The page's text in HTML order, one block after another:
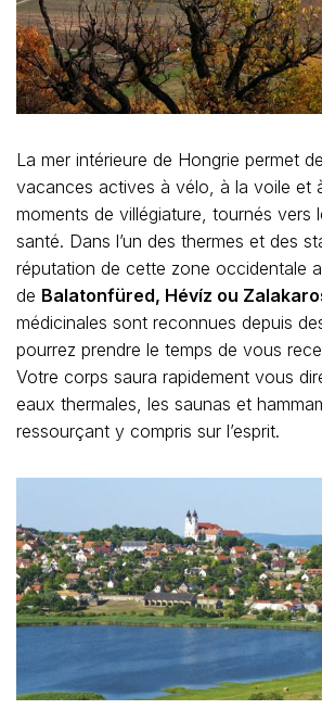
La mer intérieure de Hongrie permet
vacances actives à vélo, à la voile et
moments de villégiature, tournés vers
santé. Dans l’un des thermes et des
réputation de cette zone occidentale
de Balatonfüred, Hévíz ou
médicinales sont reconnues depuis
pourrez prendre le temps de vous
Votre corps saura rapidement vous
eaux thermales, les saunas et
ressourçant y compris sur l’esprit.